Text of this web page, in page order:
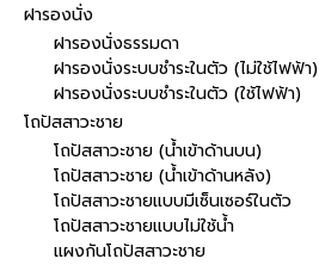
ฝารองนั่ง
ฝารองนั่งธรรมดา
ฝารองนั่งระบบชำระในตัว (ไม่ใช้ไฟฟ้า)
ฝารองนั่งระบบชำระในตัว (ใช้ไฟฟ้า)
โถปัสสาวะชาย
โถปัสสาวะชาย (น้ำเข้าด้านบน)
โถปัสสาวะชาย (น้ำเข้าด้านหลัง)
โถปัสสาวะชายแบบมีเซ็นเซอร์ในตัว
โถปัสสาวะชายแบบไม่ใช้น้ำ
แผงกันโถปัสสาวะชาย